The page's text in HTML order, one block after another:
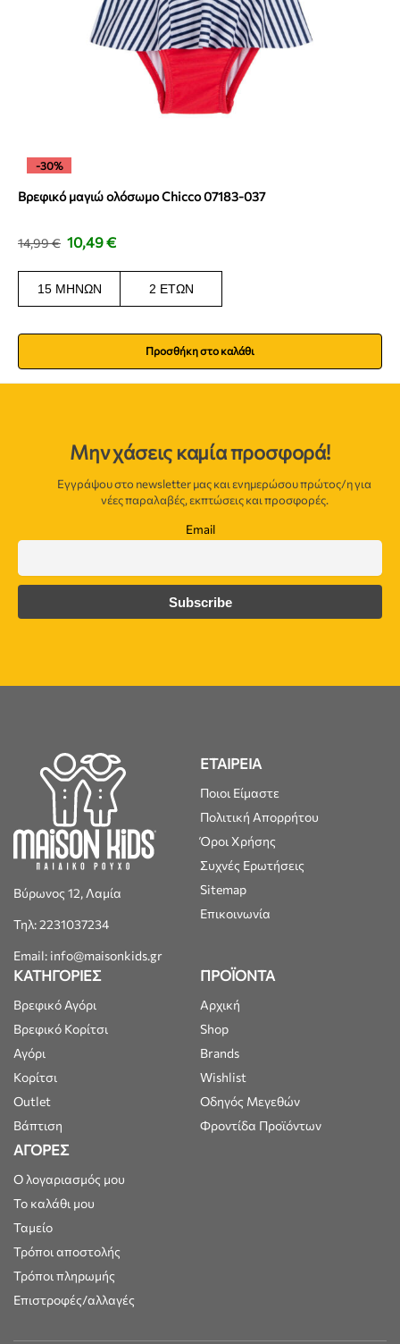
-30%
Βρεφικό μαγιώ ολόσωμο Chicco 07183-037
14,99€ 10,49€
15 ΜΗΝΏΝ 2 ΕΤΏΝ
Προσθήκη στο καλάθι
Μην χάσεις καμία προσφορά!
Εγγράψου στο newsletter μας και ενημερώσου πρώτος/η για
νέες παραλαβές, εκπτώσεις και προσφορές.
Email
Βύρωνος 12, Λαμία
Τηλ: 2231037234
Email: info@maisonkids.gr
ΕΤΑΙΡΕΙΑ
Ποιοι Είμαστε
Πολιτική Απορρήτου
Όροι Χρήσης
Συχνές Ερωτήσεις
Sitemap
Επικοινωνία
ΚΑΤΗΓΟΡΙΕΣ
Βρεφικό Αγόρι
Βρεφικό Κορίτσι
Αγόρι
Κορίτσι
Outlet
Βάπτιση
ΠΡΟΪΟΝΤΑ
Αρχική
Shop
Brands
Wishlist
Οδηγός Μεγεθών
Φροντίδα Προϊόντων
ΑΓΟΡΕΣ
Ο λογαριασμός μου
Το καλάθι μου
Ταμείο
Τρόποι αποστολής
Τρόποι πληρωμής
Επιστροφές/αλλαγές